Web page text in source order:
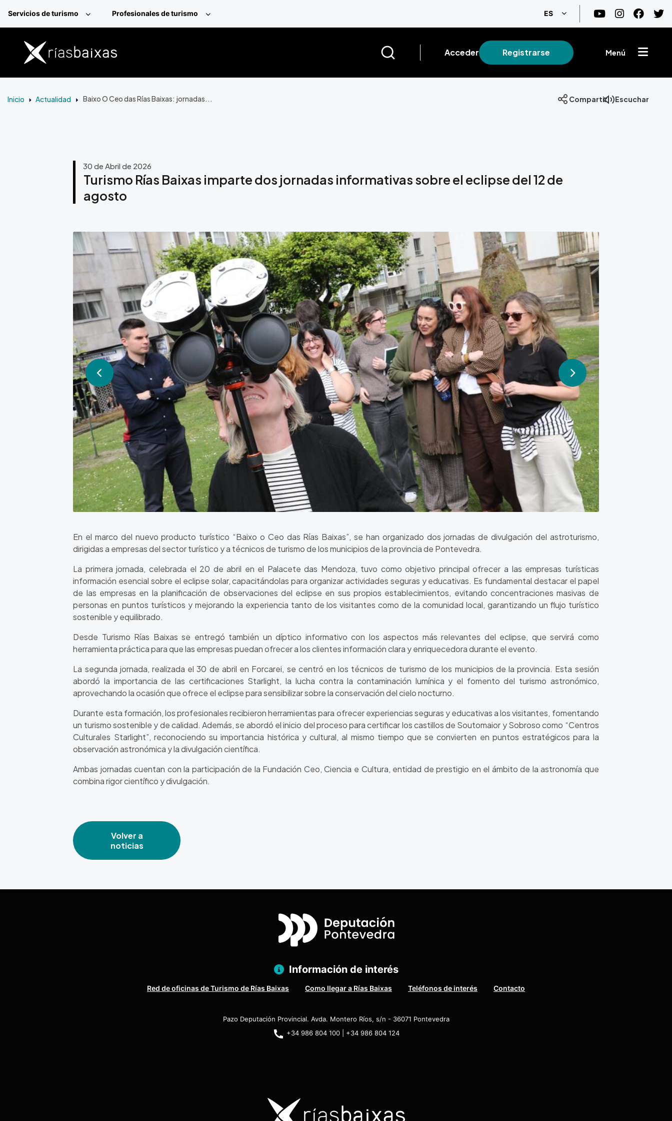
Servicios de turismo Profesionales de turismo ES Lista adicional de acciones
Acceder Registrarse Menú
Inicio Actualidad Baixo O Ceo das Rías Baixas: jornadas... Compartir Escuchar
30 de Abril de 2026
Turismo Rías Baixas imparte dos jornadas informativas sobre el eclipse del 12 de
agosto
En el marco del nuevo producto turístico “Baixo o Ceo das Rías Baixas”, se han organizado dos jornadas de divulgación del astroturismo,
dirigidas a empresas del sector turístico y a técnicos de turismo de los municipios de la provincia de Pontevedra.
La primera jornada, celebrada el 20 de abril en el Palacete das Mendoza, tuvo como objetivo principal ofrecer a las empresas turísticas
información esencial sobre el eclipse solar, capacitándolas para organizar actividades seguras y educativas. Es fundamental destacar el papel
de las empresas en la planificación de observaciones del eclipse en sus propios establecimientos, evitando concentraciones masivas de
personas en puntos turísticos y mejorando la experiencia tanto de los visitantes como de la comunidad local, garantizando un flujo turístico
sostenible y equilibrado.
Desde Turismo Rías Baixas se entregó también un díptico informativo con los aspectos más relevantes del eclipse, que servirá como
herramienta práctica para que las empresas puedan ofrecer a los clientes información clara y enriquecedora durante el evento.
La segunda jornada, realizada el 30 de abril en Forcarei, se centró en los técnicos de turismo de los municipios de la provincia. Esta sesión
abordó la importancia de las certificaciones Starlight, la lucha contra la contaminación lumínica y el fomento del turismo astronómico,
aprovechando la ocasión que ofrece el eclipse para sensibilizar sobre la conservación del cielo nocturno.
Durante esta formación, los profesionales recibieron herramientas para ofrecer experiencias seguras y educativas a los visitantes, fomentando
un turismo sostenible y de calidad. Además, se abordó el inicio del proceso para certificar los castillos de Soutomaior y Sobroso como “Centros
Culturales Starlight”, reconociendo su importancia histórica y cultural, al mismo tiempo que se convierten en puntos estratégicos para la
observación astronómica y la divulgación científica.
Ambas jornadas cuentan con la participación de la Fundación Ceo, Ciencia e Cultura, entidad de prestigio en el ámbito de la astronomía que
combina rigor científico y divulgación.
Volver a
noticias
Información de interés
Red de oficinas de Turismo de Rías Baixas Como llegar a Rías Baixas Teléfonos de interés Contacto
Pazo Deputación Provincial. Avda. Montero Ríos, s/n - 36071 Pontevedra
+34 986 804 100 | +34 986 804 124